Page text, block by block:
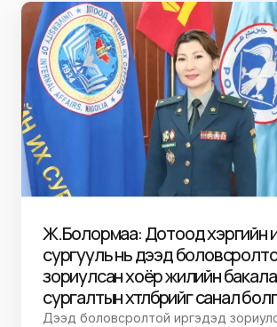
Ж.Болормаа: Дотоод хэргийн
сургууль нь дээд
зориулсан хоёр жилийн
сургалтын хөтөлбөрийг санал
Дээд боловсролтой иргэдэд